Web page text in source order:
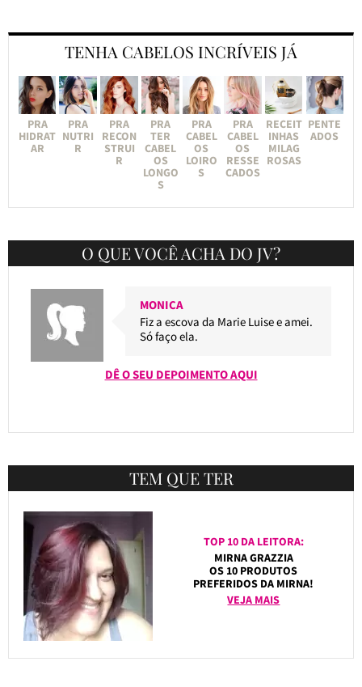
TENHA CABELOS INCRÍVEIS JÁ
PRA
HIDRAT
AR
PRA
NUTRI
R
PRA
RECON
STRUI
R
PRA
TER
CABEL
OS
LONGO
S
PRA
CABEL
OS
LOIRO
S
PRA
CABEL
OS
RESSE
CADOS
RECEIT
INHAS
MILAG
ROSAS
PENTE
ADOS
O QUE VOCÊ ACHA DO JV?
MONICA
Fiz a escova da Marie Luise e amei.
Só faço ela.
DÊ O SEU DEPOIMENTO AQUI
TEM QUE TER
TOP 10 DA LEITORA:
MIRNA GRAZZIA
OS 10 PRODUTOS
PREFERIDOS DA MIRNA!
VEJA MAIS